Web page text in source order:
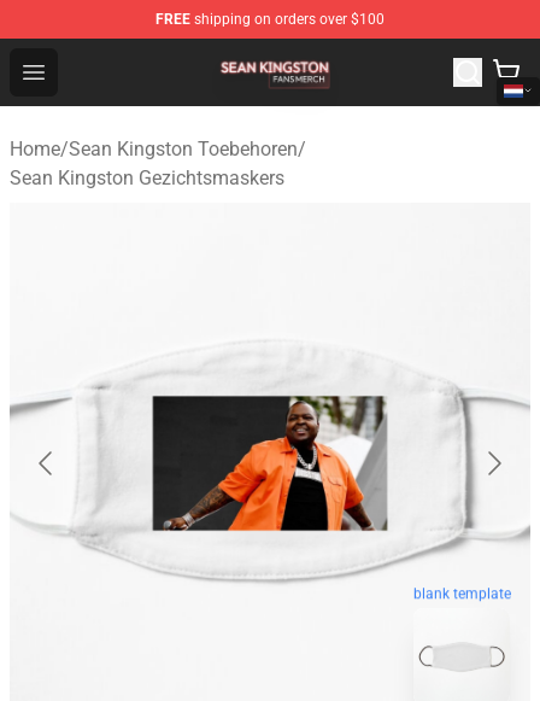
FREE shipping on orders over $100
Open menu
Sean Kingston Shop - Official Sean Kingston
Home/Sean Kingston Toebehoren/
Sean Kingston Gezichtsmaskers
blank template